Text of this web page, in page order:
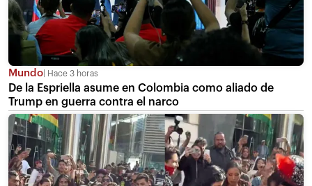
Mundo Hace 3 horas
De la Espriella asume en Colombia como aliado de
Trump en guerra contra el narco